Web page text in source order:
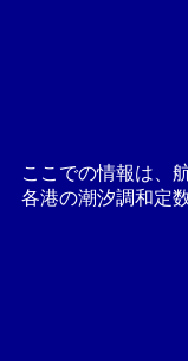
ここでの情報は、
各港の潮汐調和定